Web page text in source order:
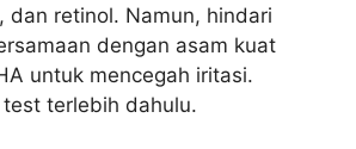
dan retinol. Namun, hindari
dengan asam kuat
untuk mencegah iritasi.
terlebih dahulu.